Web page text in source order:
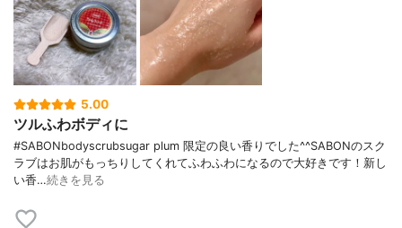
5.00
ツルふわボディに
#SABONbodyscrubsugar plum 限定の良い香りでした^^SABONのスク
ラブはお肌がもっちりしてくれてふわふわになるので大好きです！新し
い香…続きを見る